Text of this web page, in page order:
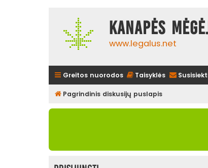
Kanapės
www.legalus.net
Greitos nuorodos Taisyklės
Pagrindinis diskusijų puslapis